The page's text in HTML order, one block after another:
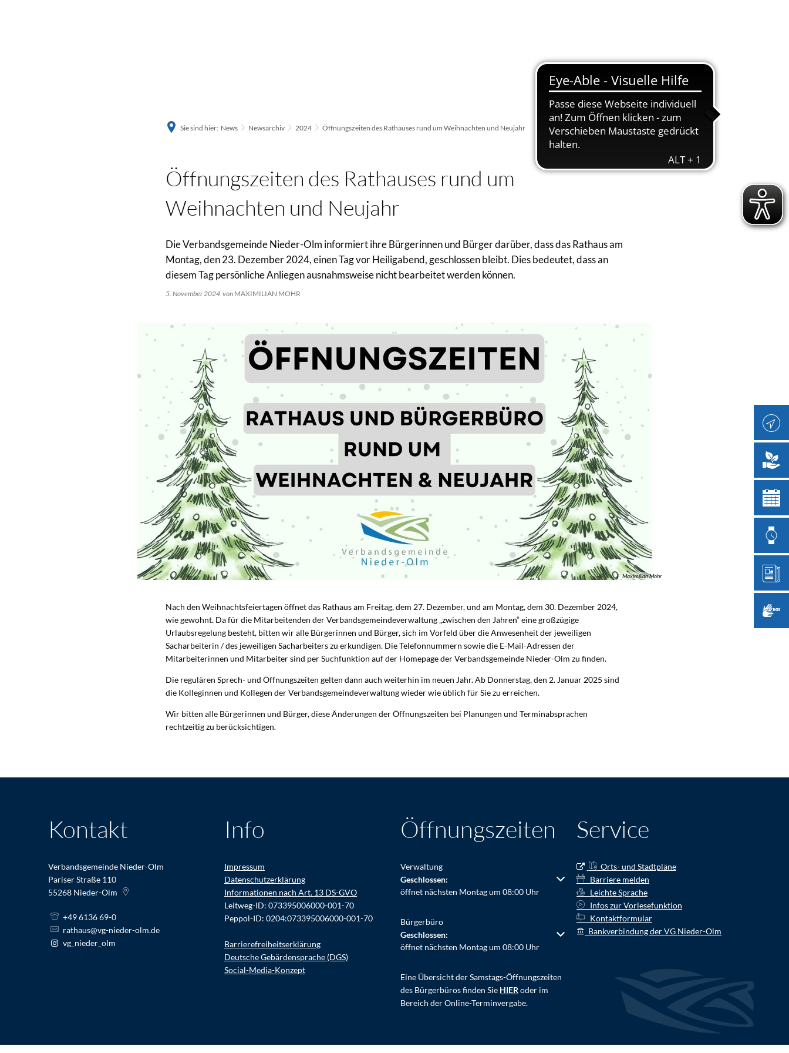
Sie sind hier: News Newsarchiv 2024 Öffnungszeiten des Rathauses rund um Weihnachten und Neujahr
Öffnungszeiten des Rathauses rund um
Weihnachten und Neujahr
Die Verbandsgemeinde Nieder-Olm informiert ihre Bürgerinnen und Bürger darüber, dass das Rathaus am
Montag, den 23. Dezember 2024, einen Tag vor Heiligabend, geschlossen bleibt. Dies bedeutet, dass an
diesem Tag persönliche Anliegen ausnahmsweise nicht bearbeitet werden können.
5. November 2024 von MAXIMILIAN MOHR
Maximilian Mohr
Nach den Weihnachtsfeiertagen öffnet das Rathaus am Freitag, dem 27. Dezember, und am Montag, dem 30. Dezember 2024,
wie gewohnt. Da für die Mitarbeitenden der Verbandsgemeindeverwaltung „zwischen den Jahren“ eine großzügige
Urlaubsregelung besteht, bitten wir alle Bürgerinnen und Bürger, sich im Vorfeld über die Anwesenheit der jeweiligen
Sacharbeiterin / des jeweiligen Sacharbeiters zu erkundigen. Die Telefonnummern sowie die E-Mail-Adressen der
Mitarbeiterinnen und Mitarbeiter sind per Suchfunktion auf der Homepage der Verbandsgemeinde Nieder-Olm zu finden.
Die regulären Sprech- und Öffnungszeiten gelten dann auch weiterhin im neuen Jahr. Ab Donnerstag, den 2. Januar 2025 sind
die Kolleginnen und Kollegen der Verbandsgemeindeverwaltung wieder wie üblich für Sie zu erreichen.
Wir bitten alle Bürgerinnen und Bürger, diese Änderungen der Öffnungszeiten bei Planungen und Terminabsprachen
rechtzeitig zu berücksichtigen.
Kontakt
Verbandsgemeinde Nieder-Olm
Pariser Straße 110
55268 Nieder-Olm
+49 6136 69-0
rathaus@vg-nieder-olm.de
vg_nieder_olm
Info
Impressum
Datenschutzerklärung
Informationen nach Art. 13 DS-GVO
Leitweg-ID: 073395006000-001-70
Peppol-ID: 0204:073395006000-001-70
Barrierefreiheitserklärung
Deutsche Gebärdensprache (DGS)
Social-Media-Konzept
Öffnungszeiten
Verwaltung
Klicken, um weitere Öffnungs- oder Schließzeiten auszublenden
Geschlossen:
öffnet nächsten Montag um 08:00 Uhr
Bürgerbüro
Klicken, um weitere Öffnungs- oder Schließzeiten auszublenden
Geschlossen:
öffnet nächsten Montag um 08:00 Uhr
Eine Übersicht der Samstags-Öffnungszeiten
des Bürgerbüros finden Sie HIER oder im
Bereich der Online-Terminvergabe.
Service
Orts- und Stadtpläne
Barriere melden
Leichte Sprache
Infos zur Vorlesefunktion
Kontaktformular
Bankverbindung der VG Nieder-Olm